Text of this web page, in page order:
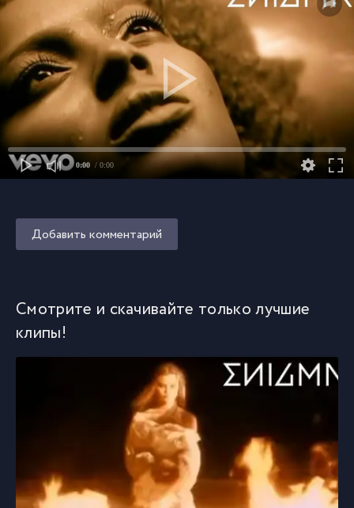
0:00 / 0:00
Добавить комментарий
Смотрите и скачивайте только лучшие
клипы!